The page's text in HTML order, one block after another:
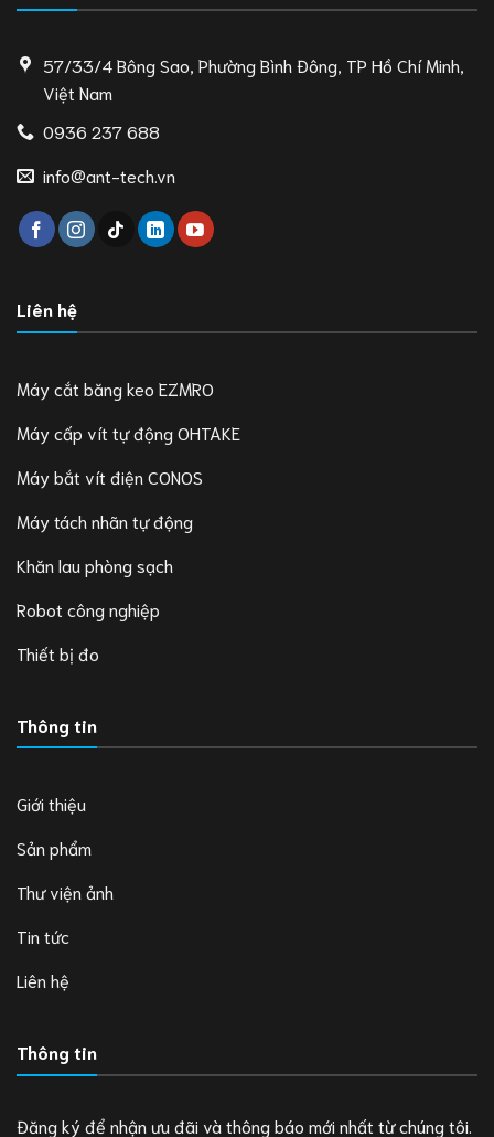
57/33/4 Bông Sao, Phường Bình Đông, TP Hồ Chí Minh,
Việt Nam
0936 237 688
info@ant-tech.vn
Liên hệ
Máy cắt băng keo EZMRO
Máy cấp vít tự động OHTAKE
Máy bắt vít điện CONOS
Máy tách nhãn tự động
Khăn lau phòng sạch
Robot công nghiệp
Thiết bị đo
Thông tin
Giới thiệu
Sản phẩm
Thư viện ảnh
Tin tức
Liên hệ
Thông tin
Đăng ký để nhận ưu đãi và thông báo mới nhất từ chúng tôi.